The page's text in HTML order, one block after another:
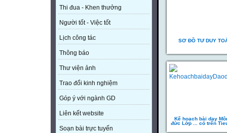
Thi đua - Khen thưởng
Người tốt - Việc tốt
Lịch công tác
Thông báo
Thư viện ảnh
Trao đổi kinh nghiệm
Góp ý với ngành GD
Liên kết website
Soạn bài trực tuyến
SƠ ĐỒ TƯ DUY
Kế hoạch bài dạy
đức Lớp ... có trên